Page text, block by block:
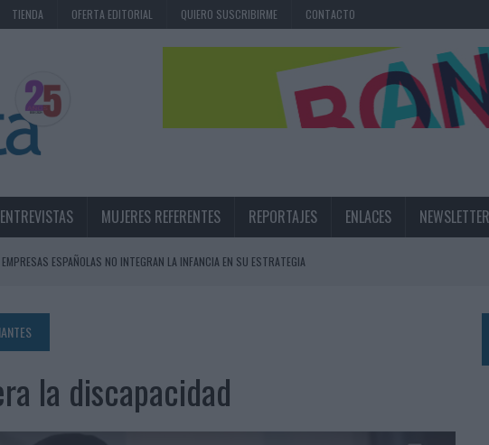
TIENDA OFERTA EDITORIAL QUIERO SUSCRIBIRME CONTACTO
ENTREVISTAS MUJERES REFERENTES REPORTAJES ENLACES NEWSLETTER
ESPAÑOLAS NO INTEGRAN LA INFANCIA EN SU ESTRATEGIA
YA AL 62% DE LOS ESPAÑOLES
COMO NUEVA DIRECTORA COMERCIAL GLOBAL
PERSONALIZABLE INSPIRADA EN CORNETTO, CALIPPO Y SOLERO
la discapacidad